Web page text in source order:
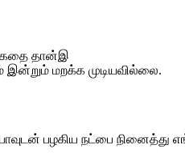
தான்இ
மறக்க முடியவில்லை.
பழகிய நட்பை நினைத்து